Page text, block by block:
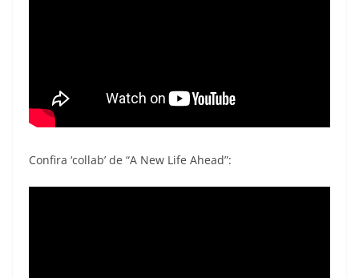
Confira ‘collab’ de “A New Life Ahead”: